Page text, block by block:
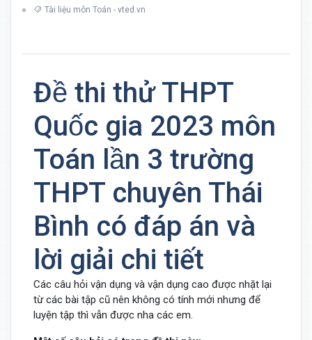
Tài liệu môn Toán - vted.vn
Đề thi thử THPT
Quốc gia 2023 môn
Toán lần 3 trường
THPT chuyên Thái
Bình có đáp án và
lời giải chi tiết
Các câu hỏi vận dụng và vận dụng cao được nhặt lại
từ các bài tập cũ nên không có tính mới nhưng để
luyện tập thì vẫn được nha các em.